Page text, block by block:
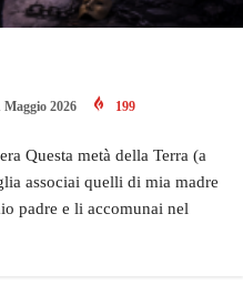
Maggio 2026 199
Questa metà della Terra (a
associai quelli di mia madre
padre e li accomunai nel